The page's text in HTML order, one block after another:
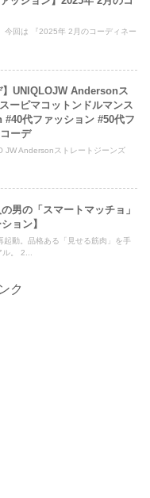
今回は 『2025年 2月のコーディネー
】UNIQLOJW Andersonス
ーピマコットンドルマンス
#40代ファッション #50代フ
ーデ
JW Andersonストレートジーンズ
男の「スマートマッチョ」
ョン】
動。品格ある「見せる筋肉」を手
。 2...
ク